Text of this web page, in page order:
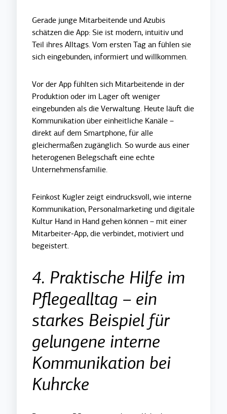
Gerade junge Mitarbeitende und Azubis
schätzen die App: Sie ist modern, intuitiv und
Teil ihres Alltags. Vom ersten Tag an fühlen sie
sich eingebunden, informiert und willkommen.
Vor der App fühlten sich Mitarbeitende in der
Produktion oder im Lager oft weniger
eingebunden als die Verwaltung. Heute läuft die
Kommunikation über einheitliche Kanäle–
direkt auf dem Smartphone, für alle
gleichermaßen zugänglich. So wurde aus einer
heterogenen Belegschaft eine echte
Unternehmensfamilie.
Feinkost Kugler zeigt eindrucksvoll, wie interne
Kommunikation, Personalmarketing und digitale
Kultur Hand in Hand gehen können – mit einer
Mitarbeiter-App, die verbindet, motiviert und
begeistert.
4. Praktische Hilfe im
Pflegealltag – ein
starkes Beispiel für
gelungene interne
Kommunikation bei
Kuhrcke